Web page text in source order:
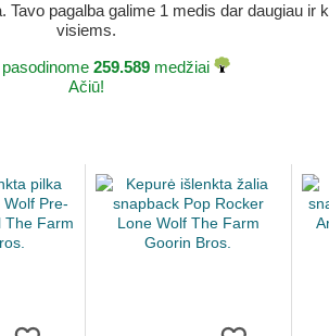
pagalba galime 1 medis dar daugiau
visiems.
259.589 medžiai
Ačiū!